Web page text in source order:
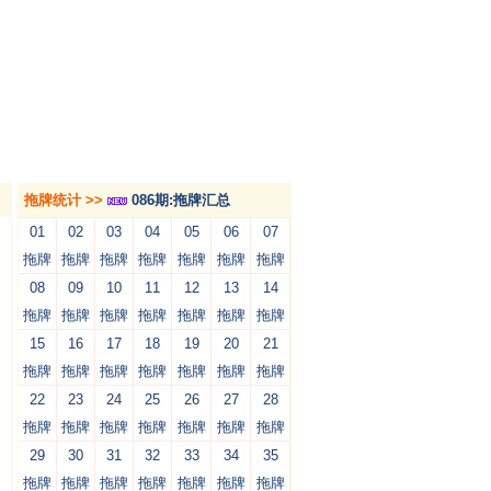
拖牌统计 >>
086期:拖牌汇总
01
拖牌
02
拖牌
03
拖牌
04
拖牌
05
拖牌
06
拖牌
07
拖牌
08
拖牌
09
拖牌
10
拖牌
11
拖牌
12
拖牌
13
拖牌
14
拖牌
15
拖牌
16
拖牌
17
拖牌
18
拖牌
19
拖牌
20
拖牌
21
拖牌
22
拖牌
23
拖牌
24
拖牌
25
拖牌
26
拖牌
27
拖牌
28
拖牌
29
拖牌
30
拖牌
31
拖牌
32
拖牌
33
拖牌
34
拖牌
35
拖牌